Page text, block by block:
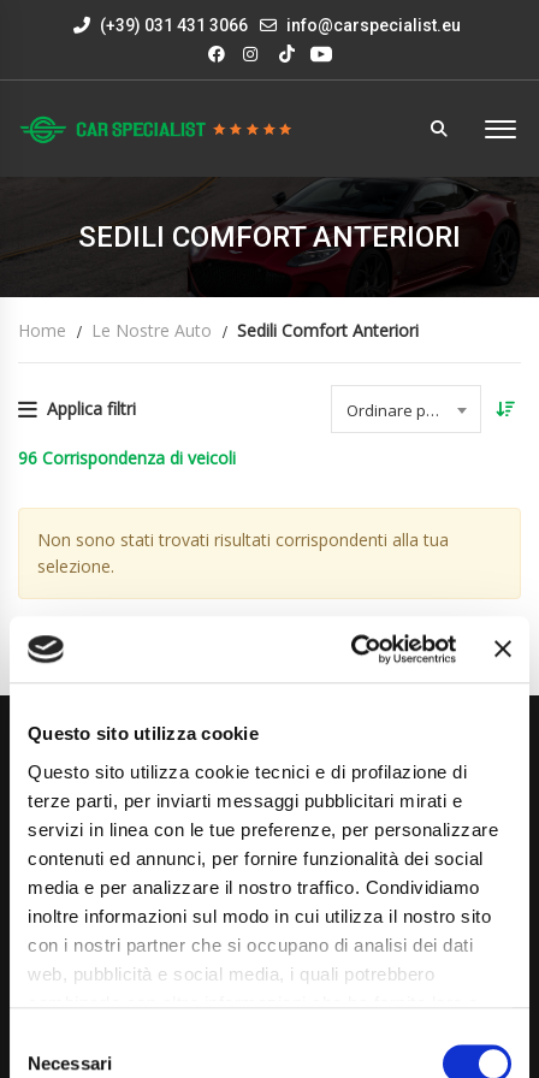
Questo sito utilizza cookie
Questo sito utilizza cookie tecnici e di profilazione di
terze parti, per inviarti messaggi pubblicitari mirati e
servizi in linea con le tue preferenze, per personalizzare
contenuti ed annunci, per fornire funzionalità dei social
media e per analizzare il nostro traffico. Condividiamo
inoltre informazioni sul modo in cui utilizza il nostro sito
con i nostri partner che si occupano di analisi dei dati
web, pubblicità e social media, i quali potrebbero
mera chiusura del banner non comporta l’accettazione
Selection
Necessari
(+39) 031 431 3066 info@carspecialist.eu
SEDILI COMFORT ANTERIORI
Home Le Nostre Auto Sedili Comfort Anteriori
Applica filtri Ordinare per data
96 Corrispondenza di veicoli
Non sono stati trovati risultati corrispondenti alla tua
selezione.
Via Giuditta Pasta 2, Como (CO) 22100
(+39) 031 431 3066
info@carspecialist.eu
Sabato: 09:00 - 12:30